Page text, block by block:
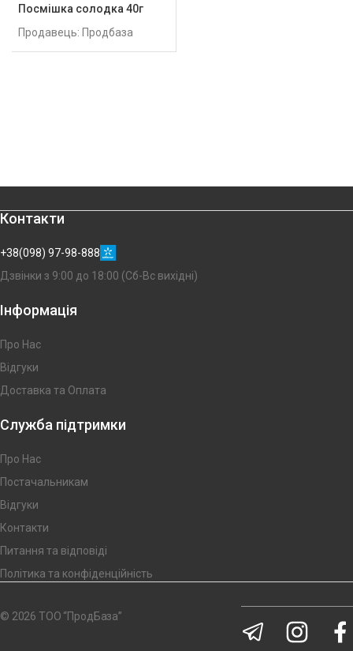
Посмішка солодка 40г
Продавець: Продбаза
Контакти
+38(098) 97-98-888
Дзвінки з 9:00 до 18:00 (Сб-Вс вихідні)
Інформація
Про Нас
Відгуки
Доставка та Оплата
Служба підтримки
Про Нас
Постачальникам
Відгуки
Контакти
Питання та відповіді
Політика та конфіденційність
© 2026 ТОО “ПродБаза”